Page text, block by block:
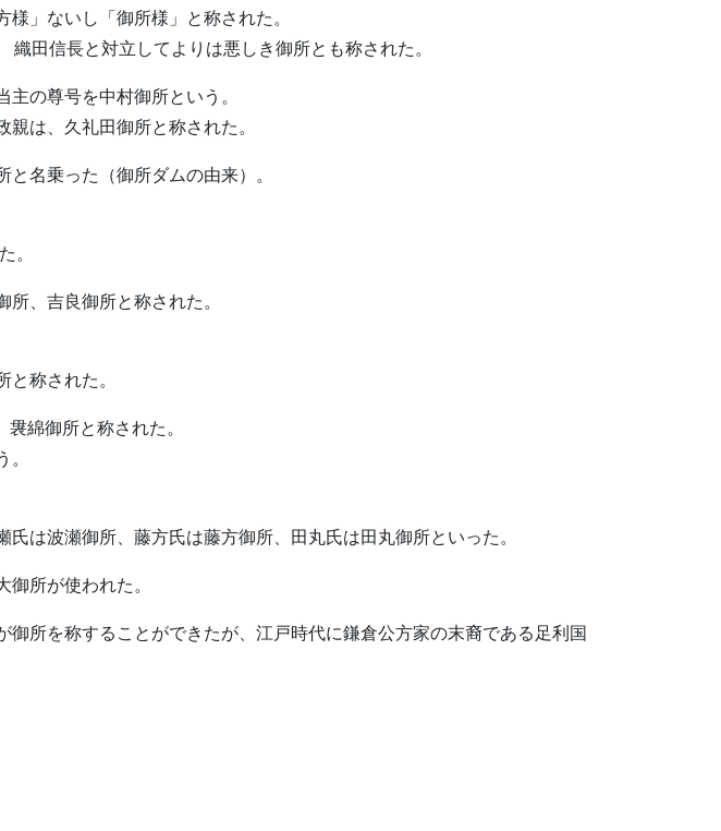
」ないし「御所様」と称された。
田信長と対立してよりは悪しき御所とも称された。
の尊号を中村御所という。
は、久礼田御所と称された。
名乗った（御所ダムの由来）。
。
、吉良御所と称された。
称された。
綿御所と称された。
は波瀬御所、藤方氏は藤方御所、田丸氏は田丸御所といった。
所が使われた。
所を称することができたが、江戸時代に鎌倉公方家の末裔である足利国